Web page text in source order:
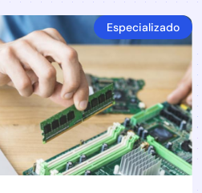
Especializado